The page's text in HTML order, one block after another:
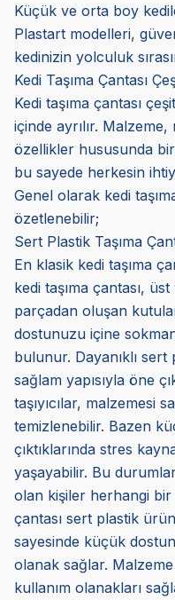
Küçük ve orta boy
Plastart modelleri,
kedinizin yolculuk
Kedi Taşıma Çantası
Kedi taşıma çantası
içinde ayrılır.
özellikler hususunda
bu sayede herkesin
Genel olarak kedi
özetlenebilir;
Sert Plastik Taşıma
En klasik kedi taşıma
kedi taşıma çantası,
parçadan oluşan
dostunuzu içine
bulunur. Dayanıklı sert
sağlam yapısıyla öne
taşıyıcılar, malzemesi
temizlenebilir. Bazen
çıktıklarında stres
yaşayabilir. Bu
olan kişiler herhangi bir
çantası sert plastik
sayesinde küçük
olanak sağlar. Malzeme
kullanım olanakları